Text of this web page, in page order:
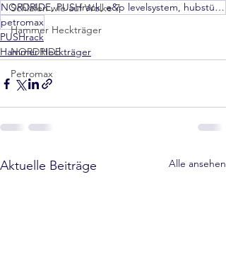
Schlafen wie auf Wolke 7
Hammer Heckträger
NORDRIDE
Petromax
NORDRIDE, PUSHrack, e&p levelsystem, hubstützen, zuziehhilfe, Frankia, Yukon, Offroad camper,
petromax
PUSHrack
Hammer Heckträger
Aktuelle Beiträge Alle ansehen